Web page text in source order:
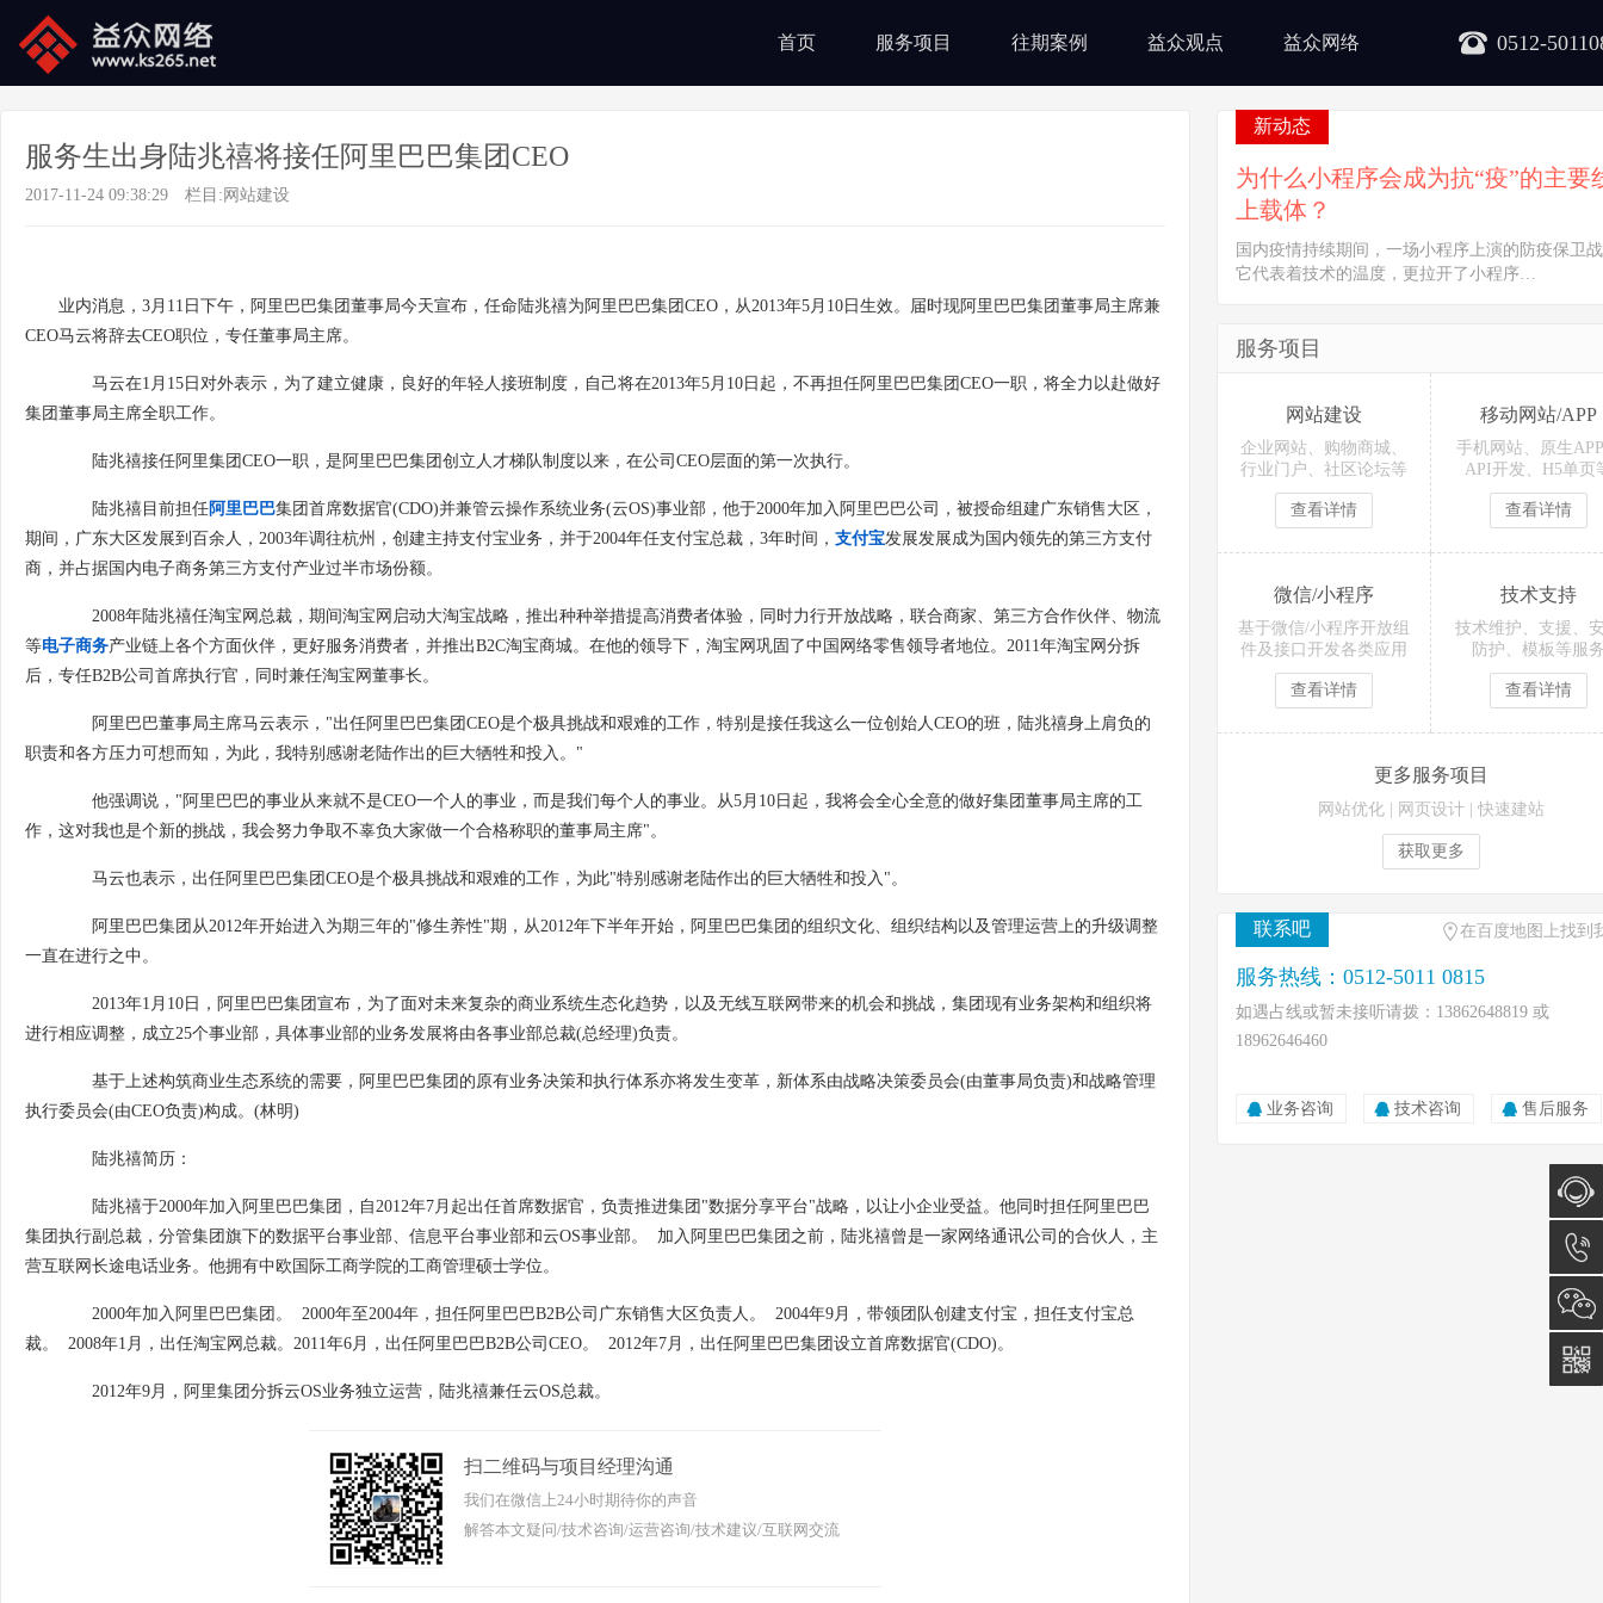
0512-
首页 服务项目 往期案例 益众观点 益众网络
服务生出身陆兆禧将接任阿里巴巴集团CEO
2017-11-24 09:38:29 栏目: 网站建设
业内消息，3月11日下午，阿里巴巴集团董事局今天宣布，任命陆兆禧为阿里巴巴集团CEO，从2013年5月10日生效。届时现阿里巴巴集团董事局主席兼
CEO马云将辞去CEO职位，专任董事局主席。
马云在1月15日对外表示，为了建立健康，良好的年轻人接班制度，自己将在2013年5月10日起，不再担任阿里巴巴集团CEO一职，将全力以赴做好
集团董事局主席全职工作。
陆兆禧接任阿里集团CEO一职，是阿里巴巴集团创立人才梯队制度以来，在公司CEO层面的第一次执行。
陆兆禧目前担任阿里巴巴集团首席数据官(CDO)并兼管云操作系统业务(云OS)事业部，他于2000年加入阿里巴巴公司，被授命组建广东销售大区，
期间，广东大区发展到百余人，2003年调往杭州，创建主持支付宝业务，并于2004年任支付宝总裁，3年时间， 支付宝发展发展成为国内领先的第三方支付
商，并占据国内电子商务第三方支付产业过半市场份额。
2008年陆兆禧任淘宝网总裁，期间淘宝网启动大淘宝战略，推出种种举措提高消费者体验，同时力行开放战略，联合商家、第三方合作伙伴、物流
等电子商务产业链上各个方面伙伴，更好服务消费者，并推出B2C淘宝商城。在他的领导下，淘宝网巩固了中国网络零售领导者地位。2011年淘宝网分拆
后，专任B2B公司首席执行官，同时兼任淘宝网董事长。
阿里巴巴董事局主席马云表示，"出任阿里巴巴集团CEO是个极具挑战和艰难的工作，特别是接任我这么一位创始人CEO的班，陆兆禧身上肩负的
职责和各方压力可想而知，为此，我特别感谢老陆作出的巨大牺牲和投入。"
他强调说，"阿里巴巴的事业从来就不是CEO一个人的事业，而是我们每个人的事业。从5月10日起，我将会全心全意的做好集团董事局主席的工
作，这对我也是个新的挑战，我会努力争取不辜负大家做一个合格称职的董事局主席"。
马云也表示，出任阿里巴巴集团CEO是个极具挑战和艰难的工作，为此"特别感谢老陆作出的巨大牺牲和投入"。
阿里巴巴集团从2012年开始进入为期三年的"修生养性"期，从2012年下半年开始，阿里巴巴集团的组织文化、组织结构以及管理运营上的升级调整
一直在进行之中。
2013年1月10日，阿里巴巴集团宣布，为了面对未来复杂的商业系统生态化趋势，以及无线互联网带来的机会和挑战，集团现有业务架构和组织将
进行相应调整，成立25个事业部，具体事业部的业务发展将由各事业部总裁(总经理)负责。
基于上述构筑商业生态系统的需要，阿里巴巴集团的原有业务决策和执行体系亦将发生变革，新体系由战略决策委员会(由董事局负责)和战略管理
执行委员会(由CEO负责)构成。(林明)
陆兆禧简历：
陆兆禧于2000年加入阿里巴巴集团，自2012年7月起出任首席数据官，负责推进集团"数据分享平台"战略，以让小企业受益。他同时担任阿里巴巴
集团执行副总裁，分管集团旗下的数据平台事业部、信息平台事业部和云OS事业部。 加入阿里巴巴集团之前，陆兆禧曾是一家网络通讯公司的合伙人，主
营互联网长途电话业务。他拥有中欧国际工商学院的工商管理硕士学位。
2000年加入阿里巴巴集团。 2000年至2004年，担任阿里巴巴B2B公司广东销售大区负责人。 2004年9月，带领团队创建支付宝，担任支付宝总
裁。 2008年1月，出任淘宝网总裁。2011年6月，出任阿里巴巴B2B公司CEO。 2012年7月，出任阿里巴巴集团设立首席数据官(CDO)。
2012年9月，阿里集团分拆云OS业务独立运营，陆兆禧兼任云OS总裁。
扫二维码与项目经理沟通
我们在微信上24小时期待你的声音
解答本文疑问/技术咨询/运营咨询/技术建议/互联网交流
新动态
为什么小程序会成为抗“疫”的主要
上载体？
国内疫情持续期间，一场小程序上演的防疫保卫
它代表着技术的温度，更拉开了小程序…
服务项目
网站建设
企业网站、购物商城、
行业门户、社区论坛等
查看详情
移动网站/APP
手机网站、原生
API开发、H5单页
查看详情
微信/小程序
基于微信/小程序开放组
件及接口开发各类应用
查看详情
技术支持
技术维护、支援、
防护、模板等服
查看详情
更多服务项目
网站优化 网页设计 快速建站
获取更多
联系吧 在百度地图上找到
服务热线：0512-5011 0815
如遇占线或暂未接听请拨：13862648819 或
18962646460
业务咨询 技术咨询 售后服务
在线咨
询
0512-
5011